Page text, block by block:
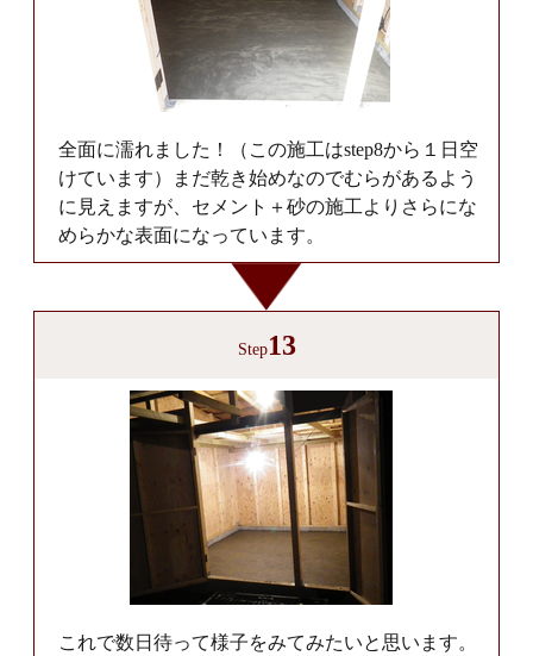
全面に濡れました！（この施工はstep8から１日空
けています）まだ乾き始めなのでむらがあるよう
に見えますが、セメント＋砂の施工よりさらにな
めらかな表面になっています。
Step13
これで数日待って様子をみてみたいと思います。